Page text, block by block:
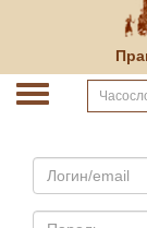
Email
Пароль